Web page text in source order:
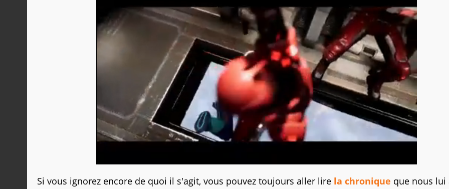
Si vous ignorez encore de quoi il s'agit, vous pouvez toujours aller lire la chronique que nous lui